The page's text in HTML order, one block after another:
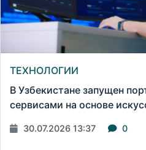
ТЕХНОЛОГИИ
В Узбекистане запущен
сервисами на основе
30.07.2026 13:37 0